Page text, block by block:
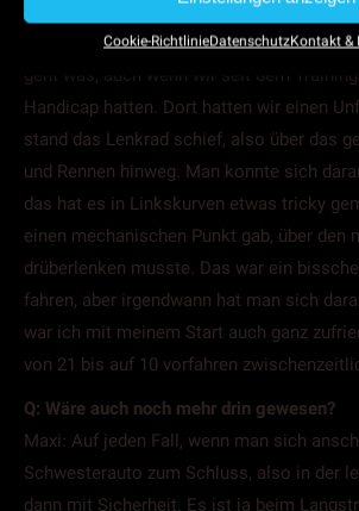
Cookie-RichtlinieDatenschutzKontakt &
Maxi: Generell mag ich es, wenn es
Fahren. Da habe ich auch gleich gemerkt,
geht was, auch wenn wir seit dem
Handicap hatten. Dort hatten wir einen
stand das Lenkrad schief, also über das
und Rennen hinweg. Man konnte sich
das hat es in Linkskurven etwas tricky
einen mechanischen Punkt gab, über den
drüberlenken musste. Das war ein
fahren, aber irgendwann hat man sich
war ich mit meinem Start auch ganz
von 21 bis auf 10 vorfahren
Q: Wäre auch noch mehr drin gewesen?
Maxi: Auf jeden Fall, wenn man sich
Schwesterauto zum Schluss, also in der
dann mit Sicherheit. Es ist ja beim